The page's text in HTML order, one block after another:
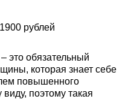
1900 рублей
это обязательный
которая знает себе
повышенного
поэтому такая